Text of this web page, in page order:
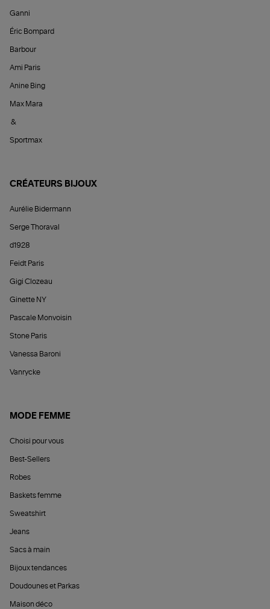
Ganni
Éric Bompard
Barbour
Ami Paris
Anine Bing
Max Mara
&
Sportmax
CRÉATEURS BIJOUX
Aurélie Bidermann
Serge Thoraval
d1928
Feidt Paris
Gigi Clozeau
Ginette NY
Pascale Monvoisin
Stone Paris
Vanessa Baroni
Vanrycke
MODE FEMME
Choisi pour vous
Best-Sellers
Robes
Baskets femme
Sweatshirt
Jeans
Sacs à main
Bijoux tendances
Doudounes et Parkas
Maison déco